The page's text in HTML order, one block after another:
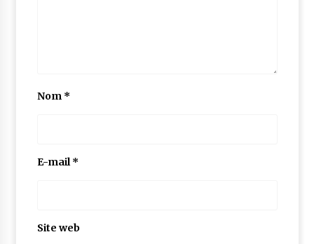
Nom *
E-mail*
Site web